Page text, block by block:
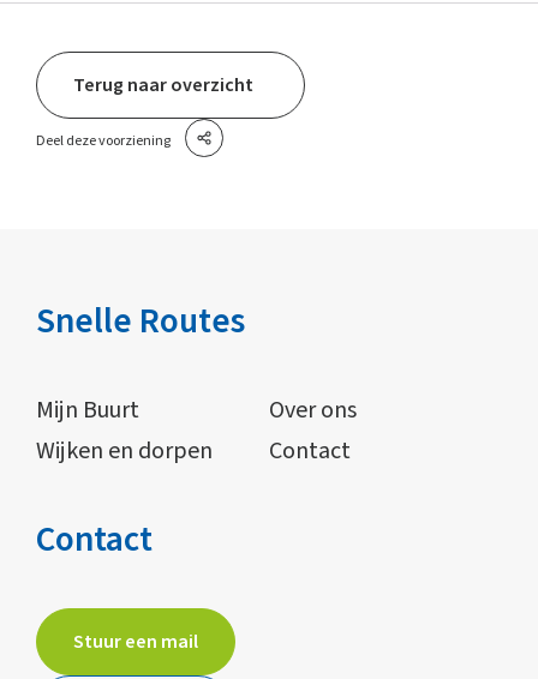
Terug naar overzicht
Deel deze voorziening
Snelle Routes
Mijn Buurt
Over ons
Wijken en dorpen
Contact
Contact
Stuur een mail